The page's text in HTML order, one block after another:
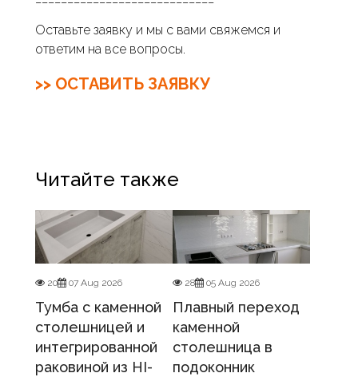
Оставьте заявку и мы с вами свяжемся и
ответим на все вопросы.
>> ОСТАВИТЬ ЗАЯВКУ
Читайте также
20 07 Aug 2026
Тумба с каменной
столешницей и
интегрированной
раковиной из HI-
28 05 Aug 2026
Плавный переход
каменной
столешница в
подоконник